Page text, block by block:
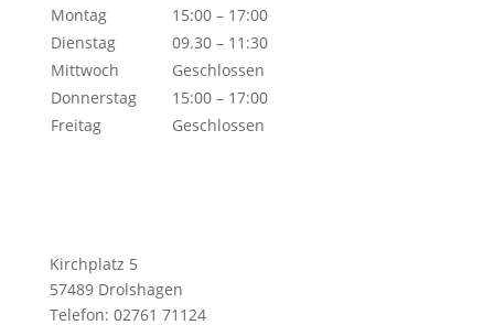
Montag
15:00 – 17:00
Dienstag
09.30 – 11:30
Mittwoch
Geschlossen
Donnerstag
15:00 – 17:00
Freitag
Geschlossen
Kirchplatz 5
57489 Drolshagen
Telefon: 02761 71124